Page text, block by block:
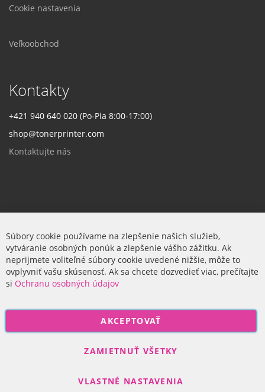
Cookie nastavenia
Veľkoobchod
Kontakty
+421 940 640 020 (Po-Pia 8:00-17:00)
shop@tonerprinter.com
Kontaktujte nás
Firma
O nás
P
Súbory cookie používame na zlepšenie našich služieb,
vytváranie osobných ponúk a zlepšenie vášho zážitku. Ak
neprijmete voliteľné súbory cookie uvedené nižšie, môže to
ovplyvniť vašu skúsenosť. Ak sa chcete dozvedieť viac, prečítajte
si Ochranu osobných údajov
AKCEPTOVAŤ
ZAMIETNUŤ VŠETKY
VLASTNÉ NASTAVENIA